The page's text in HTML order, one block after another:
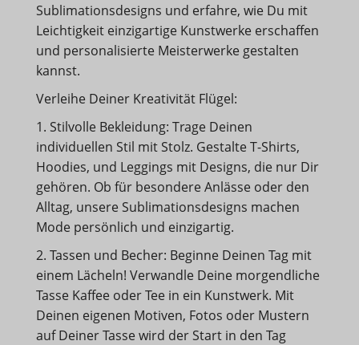
Sublimationsdesigns und erfahre, wie Du mit
Leichtigkeit einzigartige Kunstwerke erschaffen
und personalisierte Meisterwerke gestalten
kannst.
Verleihe Deiner Kreativität Flügel:
1. Stilvolle Bekleidung: Trage Deinen
individuellen Stil mit Stolz. Gestalte T-Shirts,
Hoodies, und Leggings mit Designs, die nur Dir
gehören. Ob für besondere Anlässe oder den
Alltag, unsere Sublimationsdesigns machen
Mode persönlich und einzigartig.
2. Tassen und Becher: Beginne Deinen Tag mit
einem Lächeln! Verwandle Deine morgendliche
Tasse Kaffee oder Tee in ein Kunstwerk. Mit
Deinen eigenen Motiven, Fotos oder Mustern
auf Deiner Tasse wird der Start in den Tag